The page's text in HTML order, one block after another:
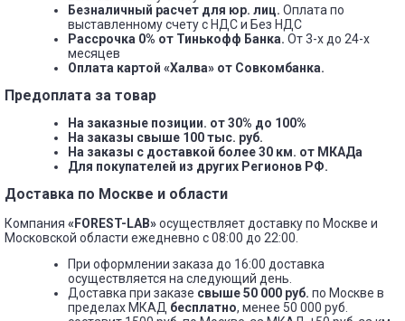
Безналичный расчет для юр. лиц. Оплата по
выставленному счету с НДС и Без НДС
Рассрочка 0% от Тинькофф Банка. От 3-х до 24-х
месяцев
Оплата картой «Халва» от Совкомбанка.
Предоплата за товар
На заказные позиции. от 30% до 100%
На заказы свыше 100 тыс. руб.
На заказы с доставкой более 30 км. от МКАДа
Для покупателей из других Регионов РФ.
Доставка по Москве и области
Компания «FOREST-LAB»осуществляет доставку по Москве и
Московской области ежедневно с 08:00 до 22:00.
При оформлении заказа до 16:00 доставка
осуществляется на следующий день.
Доставка при заказе свыше 50 000 руб. по Москве в
пределах МКАД бесплатно, менее 50 000 руб.